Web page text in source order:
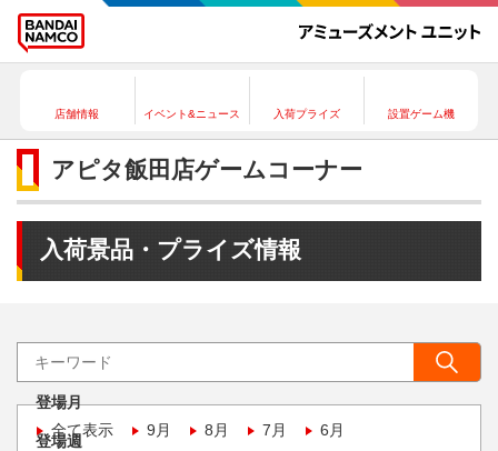
店舗情報 イベント&ニュース 入荷プライズ 設置ゲーム機
アピタ飯田店ゲームコーナー
入荷景品・プライズ情報
登場月
全て表示
9月 8月 7月 6月
登場週